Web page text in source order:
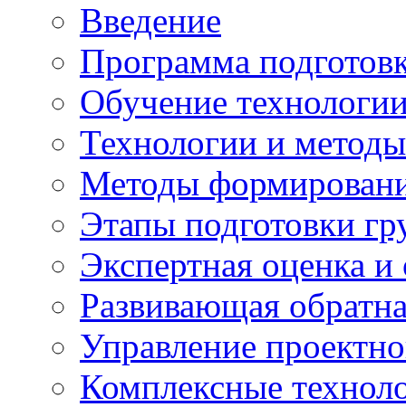
Введение
Программа
Обучение
Технологии и
Методы
Этапы подготовки
Экспертная оценка
Развивающая
Управление
Комплексные